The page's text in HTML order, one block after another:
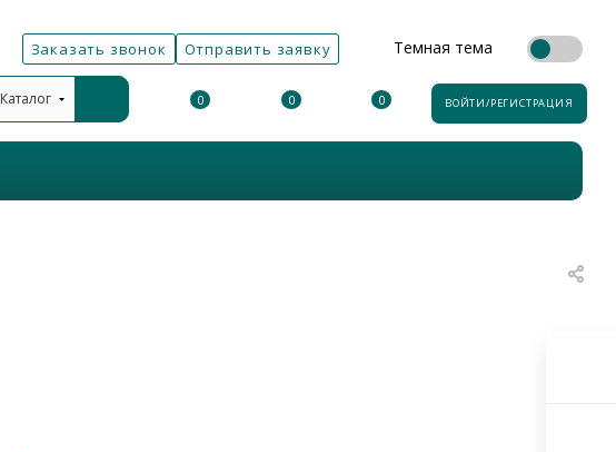
Заказать звонок Отправить заявку Темная тема
Каталог 0 0 0 ВОЙТИ/РЕГИСТРАЦИЯ